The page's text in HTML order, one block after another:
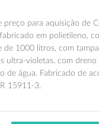
preço para aquisição de
em polietileno,
de 1000 litros, com
ultra-violetas, com dreno
de água. Fabricado de
15911-3.